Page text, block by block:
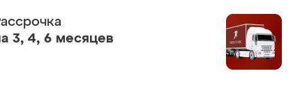
3, 4, 6 месяцев